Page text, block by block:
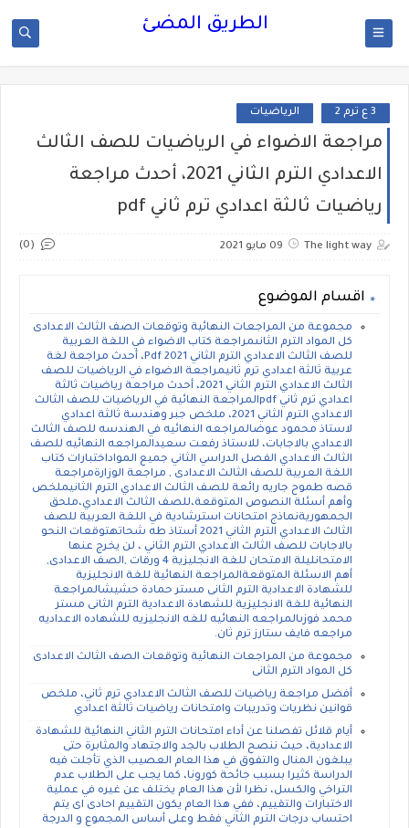
الطريق المضئ
3 ع ترم 2 الرياضيات
مراجعة الاضواء في الرياضيات للصف الثالث
الاعدادي الترم الثاني 2021، أحدث مراجعة
رياضيات ثالثة اعدادي ترم ثاني pdf
The light way 09 مايو 2021 (0)
اقسام الموضوع
مجموعة من المراجعات النهائية وتوقعات الصف الثالث الاعدادى
كل المواد الترم الثانىمراجعة كتاب الاضواء في اللغة العربية
للصف الثالث الاعدادي الترم الثاني Pdf 2021، أحدث مراجعة لغة
عربية ثالثة اعدادي ترم ثانيمراجعة الاضواء في الرياضيات للصف
الثالث الاعدادي الترم الثاني 2021، أحدث مراجعة رياضيات ثالثة
اعدادي ترم ثاني pdfالمراجعة النهائية في الرياضيات للصف الثالث
الاعدادي الترم الثاني 2021، ملخص جبر وهندسة ثالثة اعدادي
لاستاذ محمود عوضالمراجعه النهائيه في الهندسه للصف الثالث
الاعدادي بالاجابات، للاستاذ رفعت سعيدالمراجعه النهائيه للصف
الثالث الاعدادي الفصل الدراسي الثاني جميع المواداختبارات كتاب
اللغة العربية للصف الثالث الاعدادى , مراجعة الوزارةمراجعة
قصه طموح جاريه رائعة للصف الثالث الاعدادي الترم الثانيملخص
وأهم أسئلة النصوص المتوقعة،للصف الثالث الاعدادي،ملحق
الجمهوريةنماذج امتحانات استرشادية في اللغة العربية للصف
الثالث الاعدادي الترم الثاني 2021 أستاذ طه شحاتهتوقعات النحو
بالاجابات للصف الثالث الاعدادي الترم الثاني ، لن يخرج عنها
الامتحانليلة الامتحان للغة الانجليزية 4 ورقات ,الصف الاعدادى,
أهم الاسئلة المتوقعةالمراجعة النهائية للغة الانجليزية
للشهادة الاعدادية الترم الثانى مستر حمادة حشيشالمراجعة
النهائية للغة الانجليزية للشهادة الاعدادية الترم الثانى مستر
محمد فوزىالمراجعه النهائيه للغه الانجليزيه للشهاده الاعداديه
مراجعه فايف ستارز ترم ثان.
مجموعة من المراجعات النهائية وتوقعات الصف الثالث الاعدادى
كل المواد الترم الثانى
أفضل مراجعة رياضيات للصف الثالث الاعدادي ترم ثاني، ملخص
قوانين نظريات وتدريبات وامتحانات رياضيات ثالثة اعدادي
أيام قلائل تفصلنا عن أداء امتحانات الترم الثاني النهائية للشهادة
الاعدادية، حيث ننصح الطلاب بالجد والاجتهاد والمثابرة حتى
يبلغون المنال والتفوق في هذا العام العصيب الذي تأجلت فيه
الدراسة كثيرا بسبب جائحة كورونا، كما يجب على الطلاب عدم
التراخي والكسل، نظرا لأن هذا العام يختلف عن غيره في عملية
الاختبارات والتقييم، ففي هذا العام يكون التقييم احادى اى يتم
احتساب درجات الترم الثاني فقط وعلى أساس المجموع و الدرجة